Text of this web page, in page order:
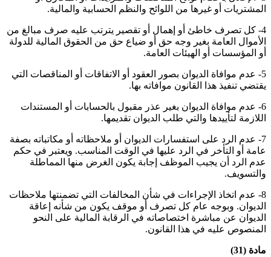
المشتريات أو غيرها من اللوائح والنظم الحسابية والمالية.
4- كل تصرف خاطئ أو إهمال أو تقصير يترتب عليه صرف مبالغ من
الأموال العامة بغير وجه حق أو ضياع حق من الحقوق المالية للدولة
أو المؤسسات أو الهيئات العامة.
5- عدم موافاة الديوان بصور العقود أو الاتفاقات أو المناقصات التي
يقتضي تنفيذ هذا القانون موافاته بها.
6- عدم موافاة الديوان بغير عذر مقبول بالحسابات أو المستندات
اللازمة لتأييدها والتي طلب الديوان تقديمها.
7- عدم الرد على استفسارات الديوان أو ملاحظاته أو مكاتباته بصفة
عامة أو التأخر في الرد عليها في الوقت المناسب. ويعتبر في حكم
عدم الرد أن يجيب الموظف إجابة يكون الغرض منها المماطلة
والتسويف.
8- عدم اتخاذ الإجراءات في شأن المخالفات التي تضمنتها ملاحظات
الديوان. وبوجه عام كل تصرف أو موقف يكون من شأنه إعاقة
الديوان عن مباشرة اختصاصاته في الرقابة المالية على النحو
المنصوص عليه في هذا القانون.
مادة (31)